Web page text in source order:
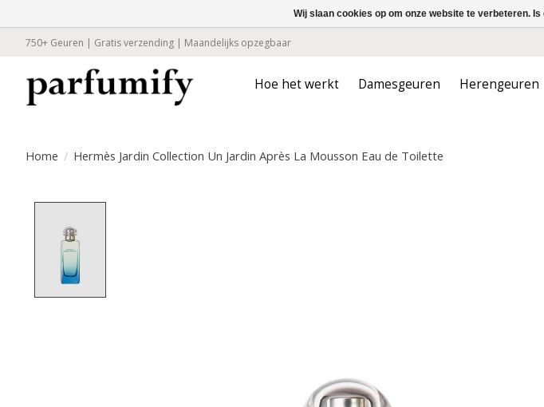
750+ Geuren | Gratis verzending | Maandelijks opzegbaar
Hoe het werkt Damesgeuren Herengeuren
Home / Hermès Jardin Collection Un Jardin Après La Mousson Eau de Toilette
Wij slaan cookies op om onze website te verbeteren.